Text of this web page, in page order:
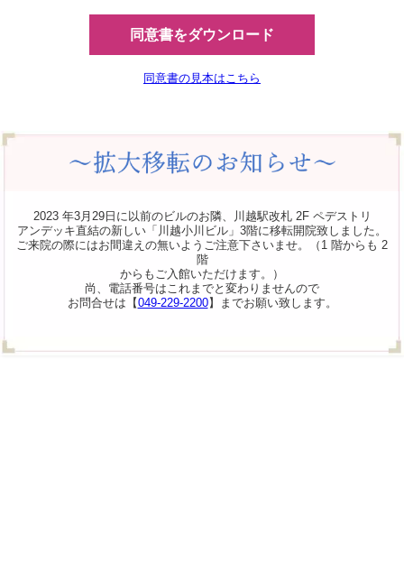
同意書をダウンロード
同意書の見本はこちら
2023 年3月29日に以前のビルのお隣、川越駅改札 2F ペデストリ
アンデッキ直結の新しい「川越小川ビル」3階に移転開院致しました。
ご来院の際にはお間違えの無いようご注意下さいませ。（1 階からも 2
階
からもご入館いただけます。）
尚、電話番号はこれまでと変わりませんので
お問合せは【049-229-2200】までお願い致します。